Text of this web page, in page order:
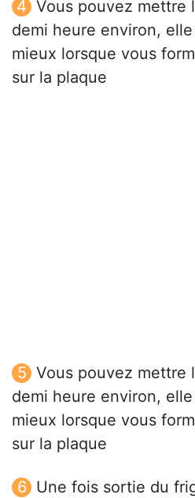
Vous pouvez mettre
demi heure environ,
mieux lorsque vous
sur la plaque
Vous pouvez mettre
demi heure environ,
mieux lorsque vous
sur la plaque
Une fois sortie du